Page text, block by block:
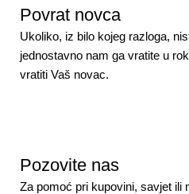
Povrat novca
Ukoliko, iz bilo kojeg razloga,
jednostavno nam ga vratite u
vratiti Vaš novac.
Pozovite nas
Za pomoć pri kupovini, savjet ili